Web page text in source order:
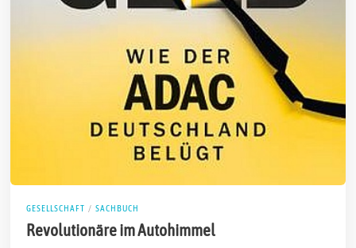
GESELLSCHAFT / SACHBUCH
Revolutionäre im Autohimmel